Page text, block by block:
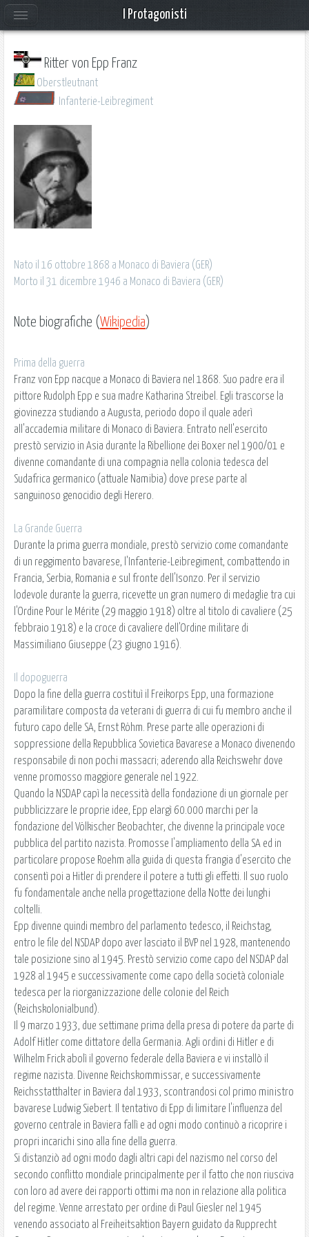
Ritter von Epp Franz
Oberstleutnant
Infanterie-Leibregiment
Nato il 16 ottobre 1868 a Monaco di Baviera (GER)
Morto il 31 dicembre 1946 a Monaco di Baviera (GER)
Note biografiche (Wikipedia)
Prima della guerra
Franz von Epp nacque a Monaco di Baviera nel 1868. Suo padre era il
pittore Rudolph Epp e sua madre Katharina Streibel. Egli trascorse la
giovinezza studiando a Augusta, periodo dopo il quale aderì
all'accademia militare di Monaco di Baviera. Entrato nell'esercito
prestò servizio in Asia durante la Ribellione dei Boxer nel 1900/01 e
divenne comandante di una compagnia nella colonia tedesca del
Sudafrica germanico (attuale Namibia) dove prese parte al
sanguinoso genocidio degli Herero.
La Grande Guerra
Durante la prima guerra mondiale, prestò servizio come comandante
di un reggimento bavarese, l'Infanterie-Leibregiment, combattendo in
Francia, Serbia, Romania e sul fronte dell'Isonzo. Per il servizio
lodevole durante la guerra, ricevette un gran numero di medaglie tra cui
l'Ordine Pour le Mérite (29 maggio 1918) oltre al titolo di cavaliere (25
febbraio 1918) e la croce di cavaliere dell'Ordine militare di
Massimiliano Giuseppe (23 giugno 1916).
Il dopoguerra
Dopo la fine della guerra costituì il Freikorps Epp, una formazione
paramilitare composta da veterani di guerra di cui fu membro anche il
futuro capo delle SA, Ernst Röhm. Prese parte alle operazioni di
soppressione della Repubblica Sovietica Bavarese a Monaco divenendo
responsabile di non pochi massacri; aderendo alla Reichswehr dove
venne promosso maggiore generale nel 1922.
Quando la NSDAP capì la necessità della fondazione di un giornale per
pubblicizzare le proprie idee, Epp elargì 60.000 marchi per la
fondazione del Völkischer Beobachter, che divenne la principale voce
pubblica del partito nazista. Promosse l'ampliamento della SA ed in
particolare propose Roehm alla guida di questa frangia d'esercito che
consentì poi a Hitler di prendere il potere a tutti gli effetti. Il suo ruolo
fu fondamentale anche nella progettazione della Notte dei lunghi
coltelli.
Epp divenne quindi membro del parlamento tedesco, il Reichstag,
entro le file del NSDAP dopo aver lasciato il BVP nel 1928, mantenendo
tale posizione sino al 1945. Prestò servizio come capo del NSDAP dal
1928 al 1945 e successivamente come capo della società coloniale
tedesca per la riorganizzazione delle colonie del Reich
(Reichskolonialbund).
Il 9 marzo 1933, due settimane prima della presa di potere da parte di
Adolf Hitler come dittatore della Germania. Agli ordini di Hitler e di
Wilhelm Frick abolì il governo federale della Baviera e vi installò il
regime nazista. Divenne Reichskommissar, e successivamente
Reichsstatthalter in Baviera dal 1933, scontrandosi col primo ministro
bavarese Ludwig Siebert. Il tentativo di Epp di limitare l'influenza del
governo centrale in Baviera fallì e ad ogni modo continuò a ricoprire i
propri incarichi sino alla fine della guerra.
Si distanziò ad ogni modo dagli altri capi del nazismo nel corso del
secondo conflitto mondiale principalmente per il fatto che non riusciva
con loro ad avere dei rapporti ottimi ma non in relazione alla politica
del regime. Venne arrestato per ordine di Paul Giesler nel 1945
venendo associato al Freiheitsaktion Bayern guidato da Rupprecht
I Protagonisti